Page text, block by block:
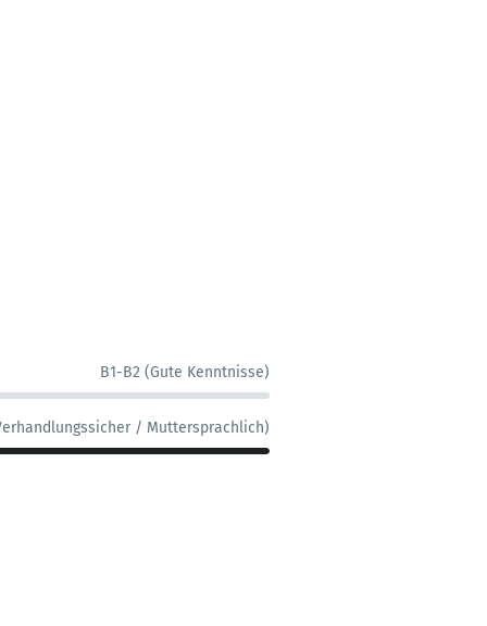
B1-B2 (Gute Kenntnisse)
/ Muttersprachlich)